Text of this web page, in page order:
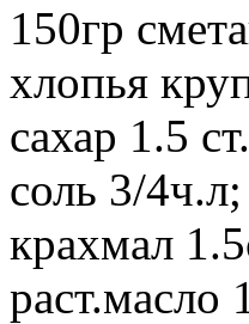
150гр
хлопья
сахар 1.5
соль 3/4ч.л;
крахмал
раст.масло